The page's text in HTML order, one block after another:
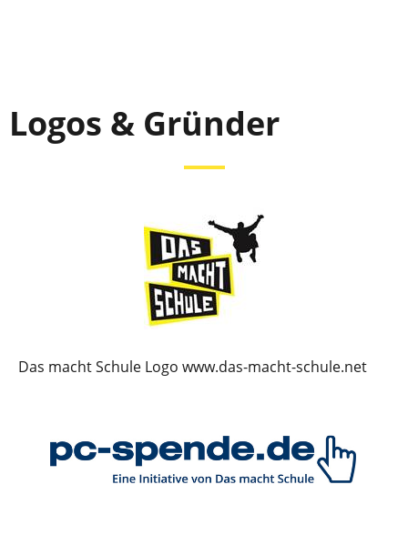
Logos & Gründer
Das macht Schule Logo www.das-macht-schule.net